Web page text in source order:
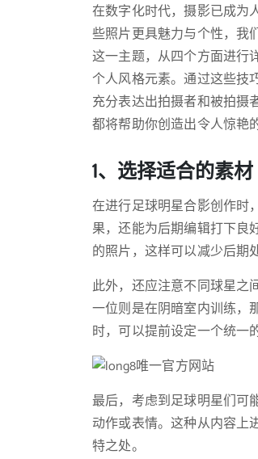
在数字化时代，摄影已成为
些照片更具魅力与个性，我
这一主题，从四个方面进行
个人风格元素。通过这些技
充分表达出拍摄者和被拍摄
都将帮助你创造出令人惊艳
1、选择适合的素材
在进行足球明星合影创作时
果，还能为后期编辑打下良
的照片，这样可以减少后期
此外，还应注意不同球星之
一位则是在阴暗室内训练，
时，可以提前设定一个统一
最后，考虑到足球明星们可
动作或表情。这种从内容上
特之处。